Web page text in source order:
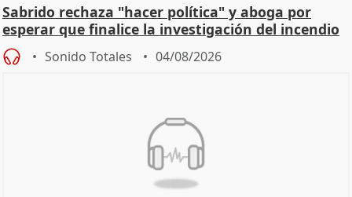
Sabrido rechaza "hacer política" y aboga por
esperar que finalice la investigación del incendio
Sonido Totales 04/08/2026